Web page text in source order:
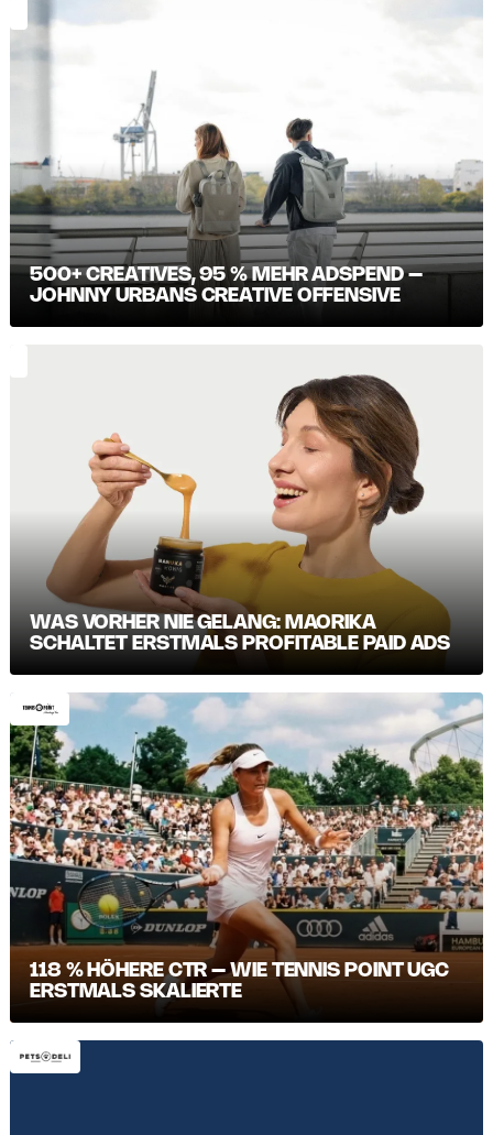
500+ CREATIVES, 95 % MEHR ADSPEND –
JOHNNY URBANS CREATIVE OFFENSIVE
WAS VORHER NIE GELANG: MAORIKA
SCHALTET ERSTMALS PROFITABLE PAID ADS
118 % HÖHERE CTR – WIE TENNIS POINT UGC
ERSTMALS SKALIERTE